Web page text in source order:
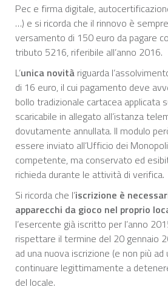
Pec e firma digitale,
…) e si ricorda che il rinnovo è
versamento di 150 euro da pagare
tributo 5216, riferibile all’anno 2016.
L’unica novità riguarda
di 16 euro, il cui pagamento deve
bollo tradizionale cartacea applicata
scaricabile in allegato all’istanza
dovutamente annullata. Il modulo
essere inviato all’Ufficio dei
competente, ma conservato ed
richieda durante le attività di verifica.
Si ricorda che l’iscrizione è
apparecchi da gioco nel proprio
l’esercente già iscritto per l’anno
rispettare il termine del 20 gennaio
ad una nuova iscrizione (e non più
continuare legittimamente a
del locale.